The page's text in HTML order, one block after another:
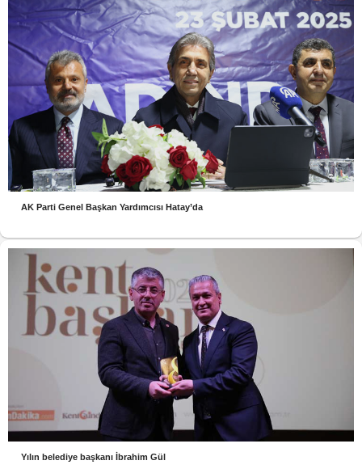
AK Parti Genel Başkan Yardımcısı Hatay’da
Yılın belediye başkanı İbrahim Gül